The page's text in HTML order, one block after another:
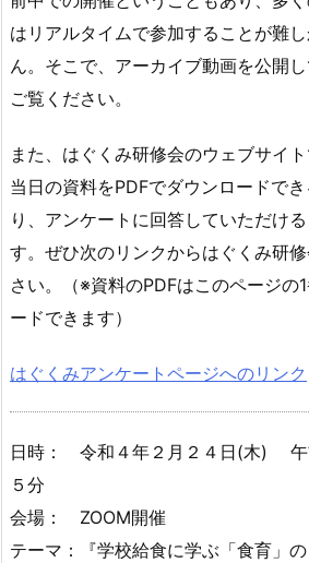
はリアルタイムで参加することが難
ん。そこで、アーカイブ動画を公開
ご覧ください。
また、はぐくみ研修会のウェブサイ
当日の資料をPDFでダウンロードで
り、アンケートに回答していただけ
す。ぜひ次のリンクからはぐくみ研
さい。（※資料のPDFはこのページの
ードできます）
はぐくみアンケートページへのリンク
日時： 令和４年２月２４日(木) 午
５分
会場： ZOOM開催
テーマ：『学校給食に学ぶ「食育」